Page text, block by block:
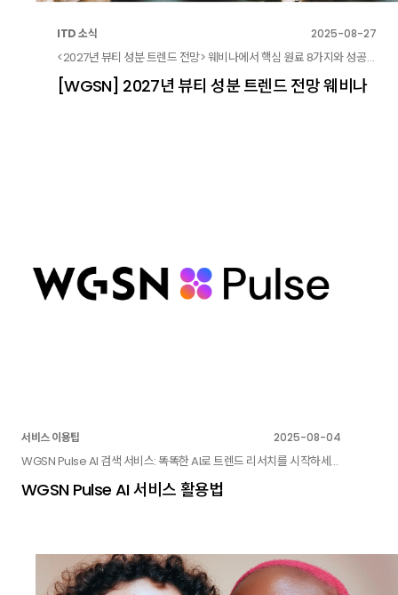
ITD 소식 2025-08-27
<2027년 뷰티 성분 트렌드 전망> 웨비나에서 핵심 원료 8가지와 성공적인 제품화를 위한 전략 제안을 소개합니다.
[WGSN] 2027년 뷰티 성분 트렌드 전망 웨비나
서비스 이용팁 2025-08-04
WGSN Pulse AI 검색 서비스: 똑똑한 AI로 트렌드 리서치를 시작하세요!
WGSN Pulse AI 서비스 활용법